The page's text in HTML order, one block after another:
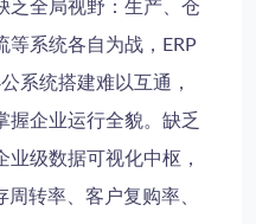
乏全局视野 ：生产、仓
等系统各自为战，ERP
系统搭建难以互通，
握企业运行全貌。缺乏
级数据可视化中枢，
转率、客户复购率、